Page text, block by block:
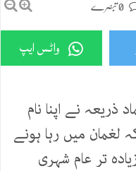
واٹس ایپ
ذریعہ نے اپنا نام
لغمان میں رہا ہونے
افغان فورسز میں سے 40 زیادہ تر عام شہری